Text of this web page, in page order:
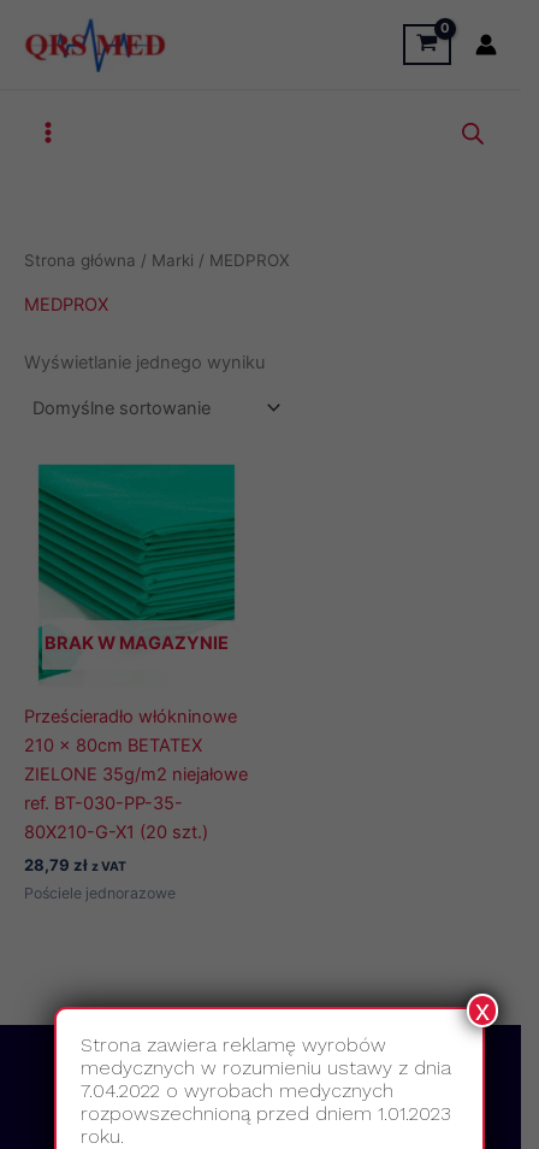
Strona główna / Marki / MEDPROX
MEDPROX
Wyświetlanie jednego wyniku
BRAK W MAGAZYNIE
Prześcieradło włókninowe
210 x 80cm BETATEX
ZIELONE 35g/m2 niejałowe
ref. BT-030-PP-35-
80X210-G-X1 (20 szt.)
28,79 zł z VAT
Pościele jednorazowe
Strona zawiera reklamę wyrobów
medycznych w rozumieniu ustawy z dnia
7.04.2022 o wyrobach medycznych
rozpowszechnioną przed dniem 1.01.2023
roku.
x